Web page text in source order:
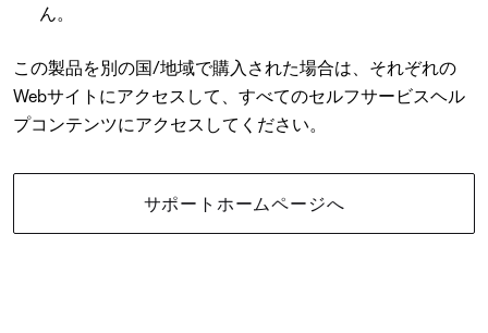
ん。
この製品を別の国/地域で購入された場合は、それぞれの
Webサイトにアクセスして、すべてのセルフサービスヘル
プコンテンツにアクセスしてください。
サポートホームページへ